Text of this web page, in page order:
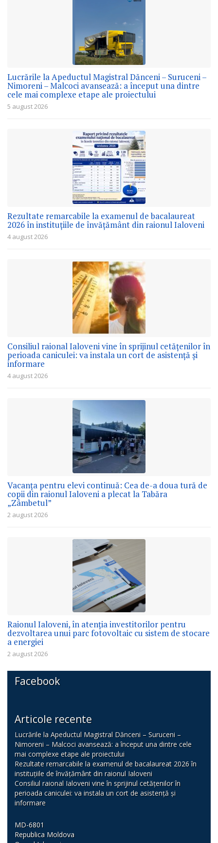
Lucrările la Apeductul Magistral Dănceni – Suruceni –
Nimoreni – Malcoci avansează: a început una dintre
cele mai complexe etape ale proiectului
5 august 2026
Rezultate remarcabile la examenul de bacalaureat
2026 în instituțiile de învățământ din raionul Ialoveni
4 august 2026
Consiliul raional Ialoveni vine în sprijinul cetățenilor în
perioada caniculei: va instala un cort de asistență și
informare
4 august 2026
Vacanța pentru elevi continuă: Cea de-a doua tură de
copii din raionul Ialoveni a plecat la Tabăra
„Zâmbetul”
2 august 2026
Raionul Ialoveni, în atenția investitorilor pentru
dezvoltarea unui parc fotovoltaic cu sistem de stocare
a energiei
2 august 2026
Facebook
Articole recente
Lucrările la Apeductul Magistral Dănceni – Suruceni –
Nimoreni – Malcoci avansează: a început una dintre cele
mai complexe etape ale proiectului
Rezultate remarcabile la examenul de bacalaureat 2026 în
instituțiile de învățământ din raionul Ialoveni
Consiliul raional Ialoveni vine în sprijinul cetățenilor în
perioada caniculei: va instala un cort de asistență și
informare
MD-6801
Republica Moldova